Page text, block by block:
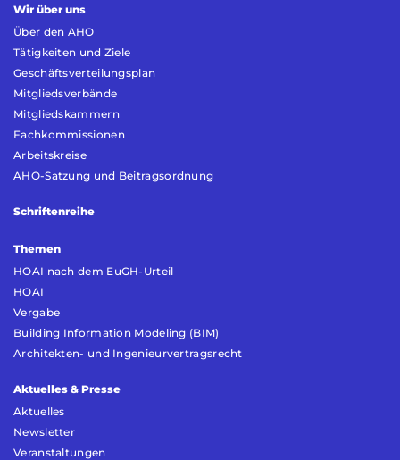
Wir über uns
Über den AHO
Tätigkeiten und Ziele
Geschäftsverteilungsplan
Mitgliedsverbände
Mitgliedskammern
Fachkommissionen
Arbeitskreise
AHO-Satzung und Beitragsordnung
Schriftenreihe
Themen
HOAI nach dem EuGH-Urteil
HOAI
Vergabe
Building Information Modeling (BIM)
Architekten- und Ingenieurvertragsrecht
Aktuelles & Presse
Aktuelles
Newsletter
Veranstaltungen